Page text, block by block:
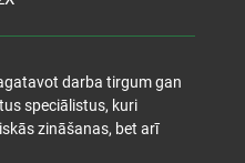
darba tirgum gan
speciālistus, kuri
zināšanas, bet arī